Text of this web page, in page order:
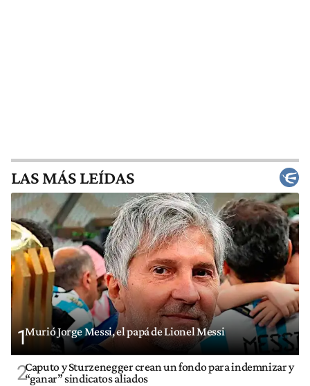
LAS MÁS LEÍDAS
1Murió Jorge Messi, el papá de Lionel Messi
2Caputo y Sturzenegger crean un fondo para indemnizar y
“ganar” sindicatos aliados